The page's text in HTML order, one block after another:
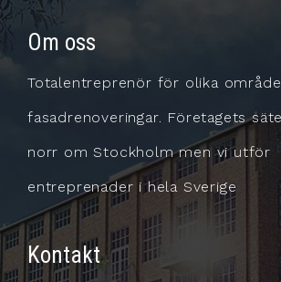
Om oss
Totalentreprenör för olika
fasadrenoveringar. Företagets
norr om Stockholm men vi utför
entreprenader i hela Sverige
Kontakt